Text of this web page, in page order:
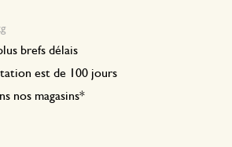
brefs délais
est de 100 jours
nos magasins*